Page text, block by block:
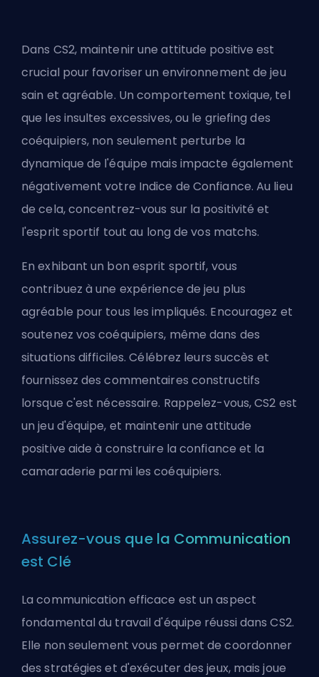
Dans CS2, maintenir une attitude positive est
crucial pour favoriser un environnement de jeu
sain et agréable. Un comportement toxique, tel
que les insultes excessives, ou le griefing des
coéquipiers, non seulement perturbe la
dynamique de l'équipe mais impacte également
négativement votre Indice de Confiance. Au lieu
de cela, concentrez-vous sur la positivité et
l'esprit sportif tout au long de vos matchs.
En exhibant un bon esprit sportif, vous
contribuez à une expérience de jeu plus
agréable pour tous les impliqués. Encouragez et
soutenez vos coéquipiers, même dans des
situations difficiles. Célébrez leurs succès et
fournissez des commentaires constructifs
lorsque c'est nécessaire. Rappelez-vous, CS2 est
un jeu d'équipe, et maintenir une attitude
positive aide à construire la confiance et la
camaraderie parmi les coéquipiers.
Assurez-vous que la Communication
est Clé
La communication efficace est un aspect
fondamental du travail d'équipe réussi dans CS2.
Elle non seulement vous permet de coordonner
des stratégies et d'exécuter des jeux, mais joue